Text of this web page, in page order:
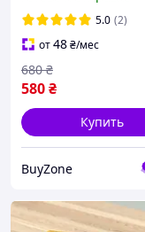
колонка с гнездом во
флешку
5.0 (2)
от48₴/мес
580₴
680 ₴
Купить
BuyZone